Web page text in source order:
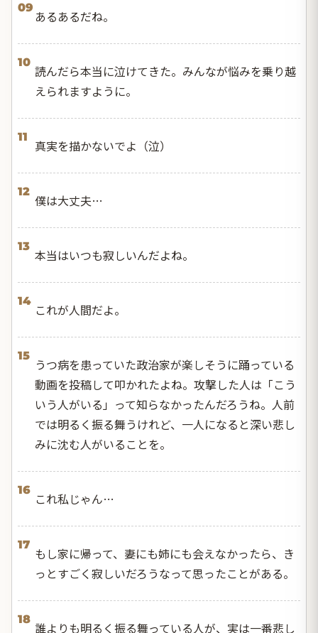
09
あるあるだね。
10
読んだら本当に泣けてきた。みんなが悩みを乗り越
えられますように。
11
真実を描かないでよ（泣）
12
僕は大丈夫…
13
本当はいつも寂しいんだよね。
14
これが人間だよ。
15
うつ病を患っていた政治家が楽しそうに踊っている
動画を投稿して叩かれたよね。攻撃した人は「こう
いう人がいる」って知らなかったんだろうね。人前
では明るく振る舞うけれど、一人になると深い悲し
みに沈む人がいることを。
16
これ私じゃん…
17
もし家に帰って、妻にも姉にも会えなかったら、き
っとすごく寂しいだろうなって思ったことがある。
18
誰よりも明るく振る舞っている人が、実は一番悲し